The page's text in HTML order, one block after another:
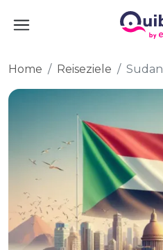
Home Reiseziele Sudan